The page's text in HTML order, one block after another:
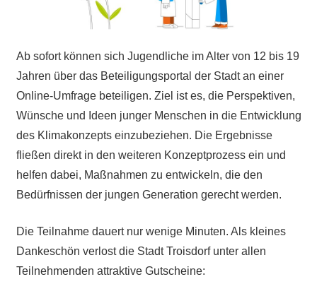
Ab sofort können sich Jugendliche im Alter von 12 bis 19
Jahren über das Beteiligungsportal der Stadt an einer
Online-Umfrage beteiligen. Ziel ist es, die Perspektiven,
Wünsche und Ideen junger Menschen in die Entwicklung
des Klimakonzepts einzubeziehen. Die Ergebnisse
fließen direkt in den weiteren Konzeptprozess ein und
helfen dabei, Maßnahmen zu entwickeln, die den
Bedürfnissen der jungen Generation gerecht werden.
Die Teilnahme dauert nur wenige Minuten. Als kleines
Dankeschön verlost die Stadt Troisdorf unter allen
Teilnehmenden attraktive Gutscheine: